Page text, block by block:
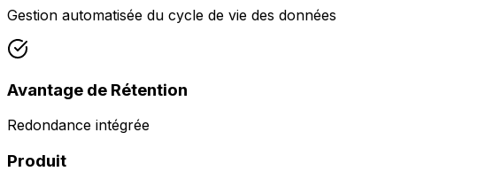
Gestion automatisée du cycle de vie des données
Avantage de Rétention
Redondance intégrée
Produit